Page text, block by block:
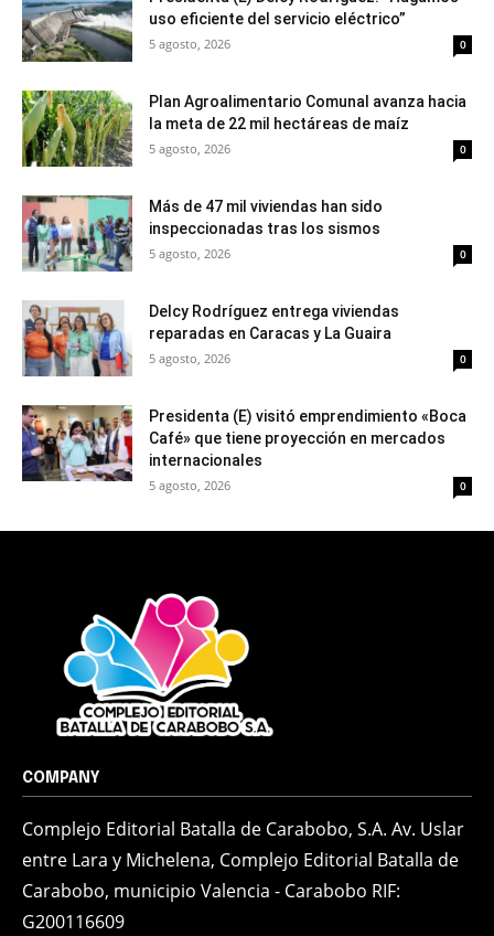
uso eficiente del servicio eléctrico”
5 agosto, 2026 0
Plan Agroalimentario Comunal avanza hacia
la meta de 22 mil hectáreas de maíz
5 agosto, 2026 0
Más de 47 mil viviendas han sido
inspeccionadas tras los sismos
5 agosto, 2026 0
Delcy Rodríguez entrega viviendas
reparadas en Caracas y La Guaira
5 agosto, 2026 0
Presidenta (E) visitó emprendimiento «Boca
Café» que tiene proyección en mercados
internacionales
5 agosto, 2026 0
COMPANY
Complejo Editorial Batalla de Carabobo, S.A. Av. Uslar
entre Lara y Michelena, Complejo Editorial Batalla de
Carabobo, municipio Valencia - Carabobo RIF:
G200116609